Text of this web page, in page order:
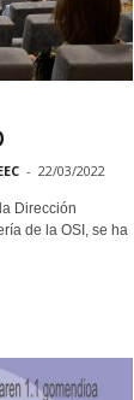
- 22/03/2022
Dirección
de la OSI, se ha